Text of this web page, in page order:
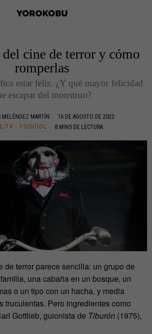
del cine de terror y cómo
romperlas
estar feliz. ¿Y qué mayor felicidad
escapar del monstruo?
MELÉNDEZ MARTÍN
16 DE AGOSTO DE 2022
TV · YSCHOOL 8 MINS DE LECTURA
de terror parece sencilla: un grupo de
una cabaña en un bosque, un
o un tipo con un hacha, y media
truculentas. Pero ingredientes como
Gottlieb, guionista de Tiburón (1975),